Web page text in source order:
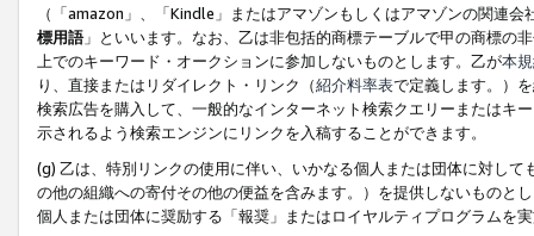
（「amazon」、「Kindle」またはアマゾンもしくはアマゾンの関連
標用語」といいます。なお、乙は非包括的商標テーブルで甲の商標の
上でのキーワード・オークションに参加しないものとします。乙が本
り、直接またはリダイレクト・リンク（紹介料率表で定義します。）
検索広告を購入して、一般的なインターネット検索クエリーまたはキ
示されるよう検索エンジンにリンクを入稿することができます。
(g) 乙は、特別リンクの使用に伴い、いかなる個人または団体に対し
の他の組織への寄付その他の便益を含みます。）を提供しないものと
個人または団体に奨励する「報奨」またはロイヤルティプログラムを